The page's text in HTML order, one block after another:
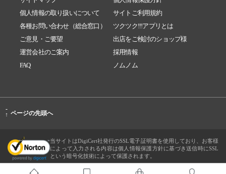
個人情報の取り扱いについて
サイトご利用規約
各種お問い合わせ（総合窓口）
ツクツク!!!アプリとは
ご意見・ご要望
出店をご検討のショップ様
運営会社のご案内
採用情報
FAQ
ノムノム
-
↑ ページの先頭へ
当サイトはDigiCert社発行のSSL電子証明書を使用しており、お客様
によって入力される内容は個人情報保護方針に基づき送信時にSSL
という暗号化技術によって保護されます。